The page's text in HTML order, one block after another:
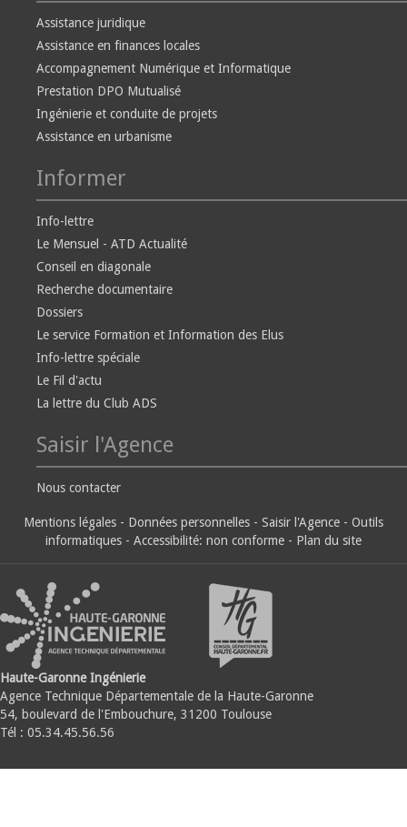
Assistance juridique
Assistance en finances locales
Accompagnement Numérique et Informatique
Prestation DPO Mutualisé
Ingénierie et conduite de projets
Assistance en urbanisme
Informer
Info-lettre
Le Mensuel - ATD Actualité
Conseil en diagonale
Recherche documentaire
Dossiers
Le service Formation et Information des Elus
Info-lettre spéciale
Le Fil d'actu
La lettre du Club ADS
Saisir l'Agence
Nous contacter
Mentions légales - Données personnelles - Saisir l'Agence - Outils
informatiques - Accessibilité: non conforme - Plan du site
Haute-Garonne Ingénierie
Agence Technique Départementale de la Haute-Garonne
54, boulevard de l'Embouchure, 31200 Toulouse
Tél : 05.34.45.56.56